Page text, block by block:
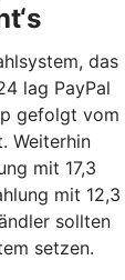
das
lag PayPal
gefolgt vom
Weiterhin
mit 17,3
mit 12,3
sollten
setzen.